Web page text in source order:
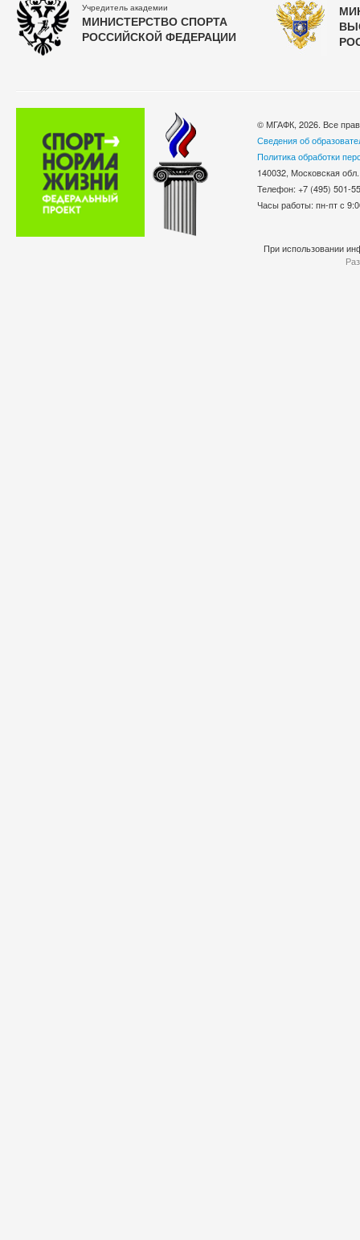
Учредитель академии
МИНИСТЕРСТВО СПОРТА
РОССИЙСКОЙ ФЕДЕРАЦИИ
© МГАФК, 2026. Все
Сведения об
Политика обработки
140032, Московская
Телефон: +7 (495)
Часы работы: пн-пт с
При использовании